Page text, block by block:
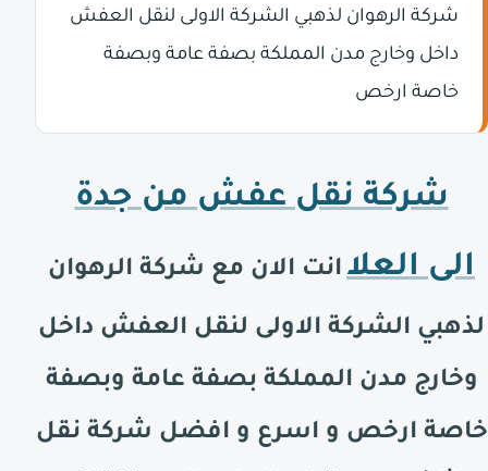
شركة الرهوان لذهبي الشركة الاولى لنقل العفش
داخل وخارج مدن المملكة بصفة عامة وبصفة
خاصة ارخص
شركة نقل عفش من جدة
الىالعلا انت الان مع شركة الرهوان
لذهبي الشركة الاولى لنقل العفش داخل
وخارج مدن المملكة بصفة عامة وبصفة
خاصة ارخص و اسرع و افضل شركة نقل